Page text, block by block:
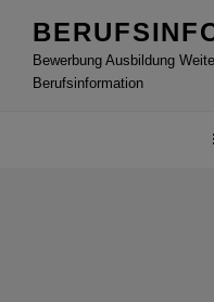
Inhalt
springenBewerbung Ausbildung
Berufsinformation